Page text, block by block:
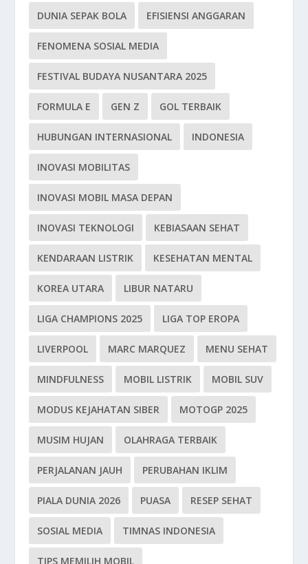
DUNIA SEPAK BOLA EFISIENSI ANGGARAN
FENOMENA SOSIAL MEDIA
FESTIVAL BUDAYA NUSANTARA 2025
FORMULA E GEN Z GOL TERBAIK
HUBUNGAN INTERNASIONAL INDONESIA
INOVASI MOBILITAS
INOVASI MOBIL MASA DEPAN
INOVASI TEKNOLOGI KEBIASAAN SEHAT
KENDARAAN LISTRIK KESEHATAN MENTAL
KOREA UTARA LIBUR NATARU
LIGA CHAMPIONS 2025 LIGA TOP EROPA
LIVERPOOL MARC MARQUEZ MENU SEHAT
MINDFULNESS MOBIL LISTRIK MOBIL SUV
MODUS KEJAHATAN SIBER MOTOGP 2025
MUSIM HUJAN OLAHRAGA TERBAIK
PERJALANAN JAUH PERUBAHAN IKLIM
PIALA DUNIA 2026 PUASA RESEP SEHAT
SOSIAL MEDIA TIMNAS INDONESIA
TIPS MEMILIH MOBIL